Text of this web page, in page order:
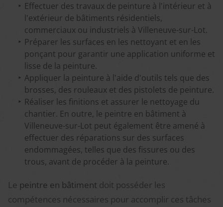
Effectuer des travaux de peinture à l'intérieur et à
l'extérieur de bâtiments résidentiels,
commerciaux ou industriels à Villeneuve-sur-Lot.
Préparer les surfaces en les nettoyant et en les
ponçant pour garantir une application uniforme et
lisse de la peinture.
Appliquer la peinture à l'aide d'outils tels que des
brosses, des rouleaux et des pistolets de peinture.
Réaliser les finitions et assurer le nettoyage du
chantier. En outre, le peintre en bâtiment à
Villeneuve-sur-Lot peut également être amené à
effectuer des réparations sur des surfaces
endommagées, telles que des fissures ou des
trous, avant de procéder à la peinture.
Le peintre en bâtiment doit posséder les
compétences nécessaires pour accomplir ces tâches